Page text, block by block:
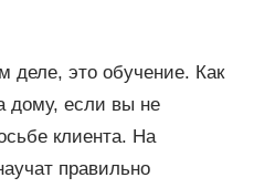
деле, это обучение. Как
дому, если вы не
клиента. На
правильно